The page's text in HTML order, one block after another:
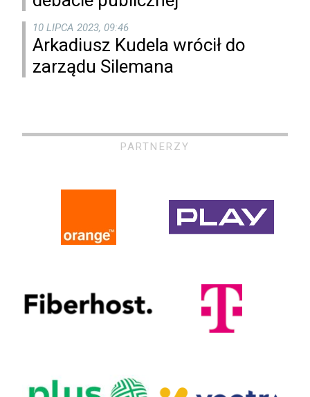
10 LIPCA 2023, 09:46
Arkadiusz Kudela wrócił do
zarządu Silemana
PARTNERZY